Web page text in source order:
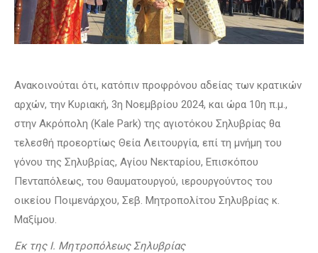
Ανακοινούται ότι, κατόπιν προφρόνου αδείας των κρατικών
αρχών, την Κυριακή, 3η Νοεμβρίου 2024, και ώρα 10η π.μ.,
στην Ακρόπολη (Kale Park) της αγιοτόκου Σηλυβρίας θα
τελεσθή προεορτίως Θεία Λειτουργία, επί τη μνήμη του
γόνου της Σηλυβρίας, Αγίου Νεκταρίου, Επισκόπου
Πενταπόλεως, του Θαυματουργού, ιερουργούντος του
οικείου Ποιμενάρχου, Σεβ. Μητροπολίτου Σηλυβρίας κ.
Μαξίμου.
Εκ της Ι. Μητροπόλεως Σηλυβρίας